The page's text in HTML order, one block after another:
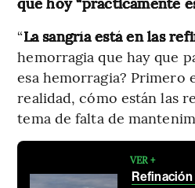
“La sangría está en las
hemorragia que hay que
esa hemorragia? Primero
realidad, cómo están las
tema de falta de
VER +
Refinación